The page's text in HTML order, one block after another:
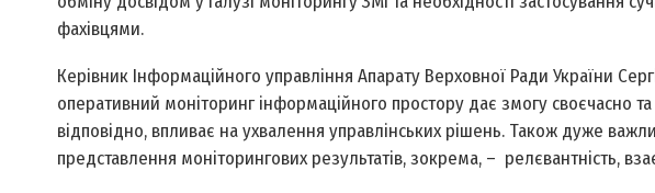
фахівцями.
Керівник Інформаційного управління Апарату Верховної Ради України
оперативний моніторинг інформаційного простору дає змогу своєчасно та
відповідно, впливає на ухвалення управлінських рішень. Також дуже
представлення моніторингових результатів, зокрема, – релєвантність,